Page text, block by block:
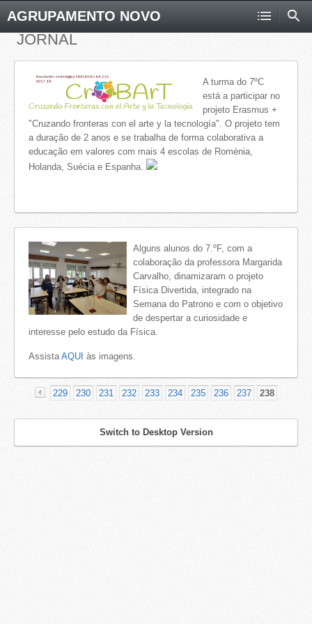
AGRUPAMENTO NOVO
JORNAL
A turma do 7ºC
está a participar no
projeto Erasmus +
"Cruzando fronteras con el arte y la tecnología". O projeto tem
a duração de 2 anos e se trabalha de forma colaborativa a
educação em valores com mais 4 escolas de Roménia,
Holanda, Suécia e Espanha.
Alguns alunos do 7.ºF, com a
colaboração da professora Margarida
Carvalho, dinamizaram o projeto
Física Divertida, integrado na
Semana do Patrono e com o objetivo
de despertar a curiosidade e
interesse pelo estudo da Física.
AssistaAQUI às imagens.
229 230 231 232 233 234 235 236 237 238
Switch to Desktop Version